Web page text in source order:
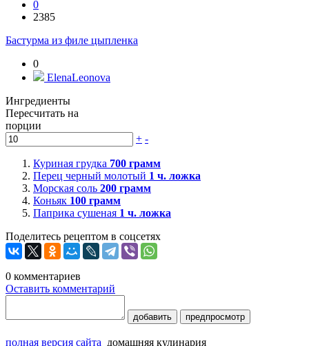
0
2385
Бастурма из филе цыпленка
0
ElenaLeonova
Ингредиенты
Пересчитать на
порции
+ -
Куриная грудка 700 грамм
Перец черный молотый 1 ч. ложка
Морская соль 200 грамм
Коньяк 100 грамм
Паприка сушеная 1 ч. ложка
Поделитесь рецептом в соцсетях
0 комментариев
Оставить комментарий
добавить предпросмотр
полная версия сайта домашняя кулинария